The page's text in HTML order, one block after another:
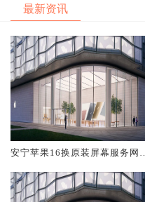
最新资讯
安宁苹果16换原装屏幕服务网点